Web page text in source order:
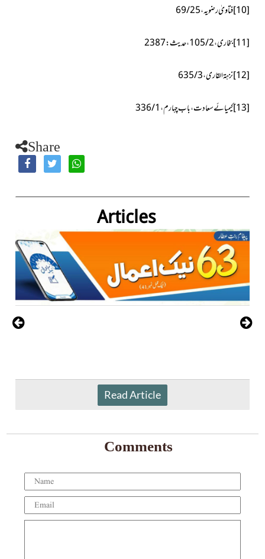
[10]فتاویٰ رضویہ، 25/ 69
[11]بخاری، 2/ 105، حدیث: 2387
[12]نزہۃ القاری ، 3/ 635
[13]کیمیائے سعادت،باب چہارم، 1/ 336
Share
Articles
Read Article
Comments